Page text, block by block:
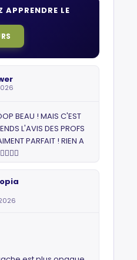
LE
BEAU ! MAIS C'EST
L'AVIS DES PROFS
PARFAIT ! RIEN A